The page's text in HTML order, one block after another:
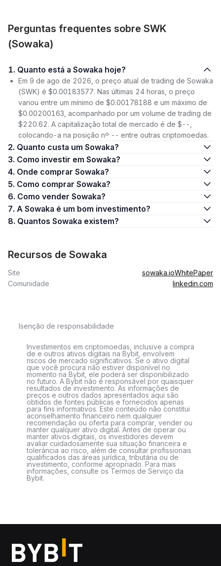
Perguntas frequentes sobre SWK
(Sowaka)
1. Quanto está a Sowaka hoje?
Em 9 de ago de 2026, o preço atual de trading de Sowaka
(SWK) é $0.00183577. Nas últimas 24 horas, o preço
variou entre um mínimo de $0.00178188 e um máximo de
$0.00200163, acompanhado por um volume de trading de
$220.62. A capitalização total de mercado é de $--,
colocando-a na posição nº -- entre outras criptomoedas.
2. Quanto custa um Sowaka?
3. Como investir em Sowaka?
4. Onde comprar Sowaka?
5. Como comprar Sowaka?
6. Como vender Sowaka?
7. A Sowaka é um bom investimento?
8. Quantos Sowaka existem?
Recursos de Sowaka
Site sowaka.ioWhitePaper
Comunidade
linkedin.com
Isenção de responsabilidade
Investimentos em criptomoedas, inclusive a compra
de e outros ativos digitais na Bybit, envolvem
riscos de mercado significativos. Se o ativo digital
que você procura não estiver disponível no
momento na Bybit, ele poderá ser disponibilizado
no futuro. A Bybit não é responsável por quaisquer
resultados de investimento. As informações de
preços e outros dados apresentados aqui são
obtidos de fontes públicas e fornecidos apenas
para fins informativos. Este conteúdo não constitui
aconselhamento financeiro nem qualquer
recomendação ou oferta para comprar, vender ou
manter qualquer ativo digital. Antes de operar ou
manter ativos digitais, os investidores devem
avaliar cuidadosamente sua situação financeira e
tolerância ao risco, além de consultar profissionais
qualificados das áreas jurídica, tributária ou de
investimento, conforme apropriado. Para mais
informações, consulte os Termos de Serviço da
Bybit.